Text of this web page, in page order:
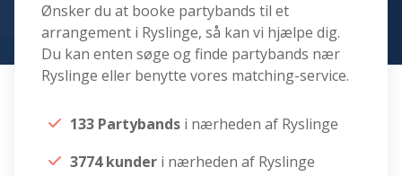
Ønsker du at booke partybands til et
arrangement i Ryslinge, så kan vi hjælpe dig.
Du kan enten søge og finde partybands nær
Ryslinge eller benytte vores matching-service.
133 Partybands i nærheden af Ryslinge
3774 kunder i nærheden af Ryslinge